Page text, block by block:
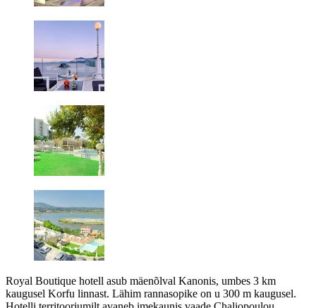
Royal Boutique hotell asub mäenõlval Kanonis, umbes 3 km
kaugusel Korfu linnast. Lähim rannasopike on u 300 m kaugusel.